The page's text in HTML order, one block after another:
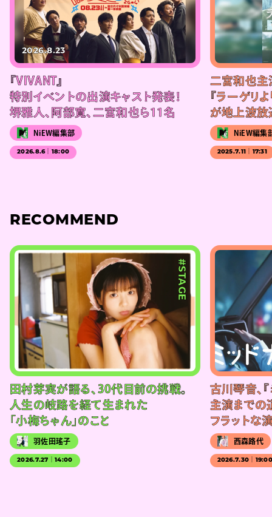
2026.8.23
『VIVANT』
特別イベントの出演キャスト発表！
堺雅人、阿部寛、二宮和也ら11名
NiEW編集部
2026.8.6｜18:00
二宮和也主
『ラーゲリ
が地上波放
NiEW編集
2025.7.11｜17:31
RECOMMEND
#STAGE
田村芽実が語る、30代目前の挑戦。
人生の岐路を経て生まれた
「小梅ちゃん」のこと
羽佐田瑤子
2026.7.27｜14:00
古川琴音、
主演までの
フラットな
西森路代
2026.7.30｜